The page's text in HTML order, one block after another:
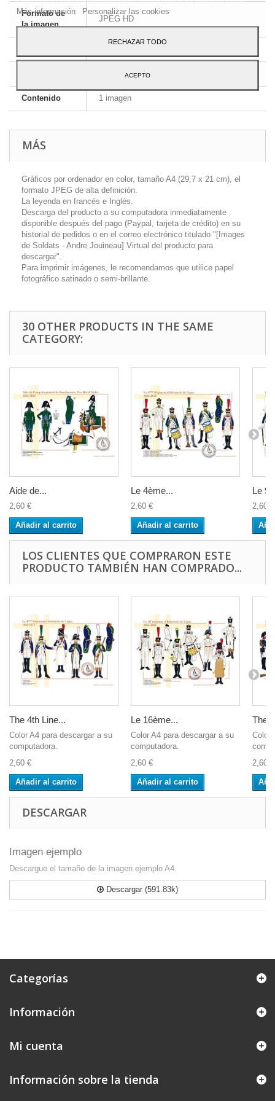
Formato de
la imagen
JPEG HD
Inglés y francés
Contenido 1 imagen
MÁS
Gráficos por ordenador en color, tamaño A4 (29,7 x 21 cm), el
formato JPEG de alta definición.
La leyenda en francés e Inglés.
Descarga del producto a su computadora inmediatamente
disponible después del pago (Paypal, tarjeta de crédito) en su
historial de pedidos o en el correo electrónico titulado "[Images
de Soldats - Andre Jouineau] Virtual del producto para
descargar".
Para imprimir imágenes, le recomendamos que utilice papel
fotográfico satinado o semi-brillante.
30 OTHER PRODUCTS IN THE SAME
CATEGORY:
Aide de...
2,60 €
Añadir al carrito
Le 4ème...
2,60 €
Añadir al carrito
Le
2,60 €
LOS CLIENTES QUE COMPRARON ESTE
PRODUCTO TAMBIÉN HAN COMPRADO...
The 4th Line...
Color A4 para descargar a su
computadora.
2,60 €
Añadir al carrito
Le 16ème...
Color A4 para descargar a su
computadora.
2,60 €
Añadir al carrito
The
Color
2,60 €
DESCARGAR
Imagen ejemplo
Descargue el tamaño de la imagen ejemplo A4.
Descargar (591.83k)
Categorías
Información
Mi cuenta
Información sobre la tienda
Más información
Personalizar las cookies
RECHAZAR TODO
ACEPTO